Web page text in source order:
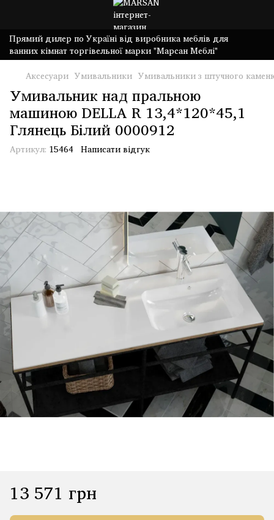
Прямий дилер по Україні від виробника меблів для
ванних кімнат торгівельної марки "Марсан Меблі"
Аксесуари Умивальники Умивальники з штучного
Умивальник над пральною
машиною DELLA R 13,4*120*45,1
Глянець Білий 0000912
Артикул: 15464 Написати відгук
13 571 грн